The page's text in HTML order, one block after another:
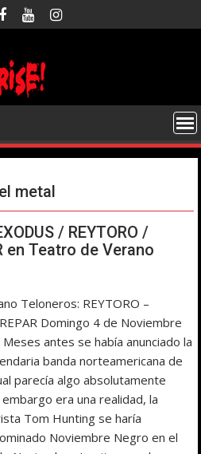
metal
/ REYTORO /
en Teatro de Verano
Teloneros: REYTORO –
Domingo 4 de Noviembre
antes se había anunciado la
banda norteamericana de
parecía algo absolutamente
era una realidad, la
Tom Hunting se haría
Noviembre Negro en el